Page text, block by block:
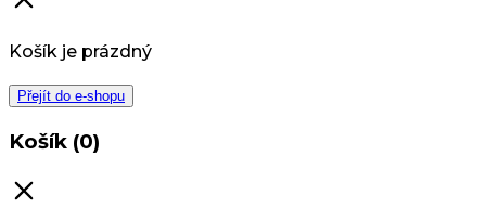
Košík je prázdný
Přejít do e-shopu
Košík (0)